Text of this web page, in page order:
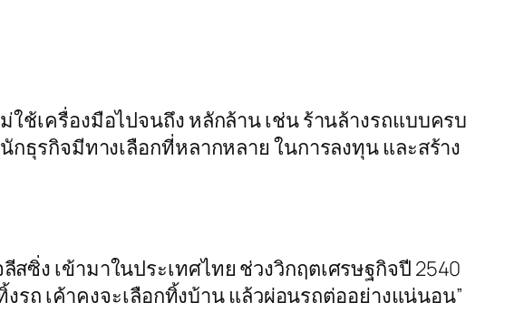
ช้เครื่องมือไปจนถึง หลักล้าน เช่น ร้านล้างรถแบบครบ
กธุรกิจมีทางเลือกที่หลากหลาย ในการลงทุน และสร้าง
สซิ่ง เข้ามาในประเทศไทย ช่วงวิกฤตเศรษฐกิจปี 2540
รถ เค้าคงจะเลือกทิ้งบ้าน แล้วผ่อนรถต่ออย่างแน่นอน”